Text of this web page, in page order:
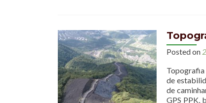
Posted on
de
de
GPS PPK,